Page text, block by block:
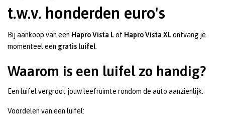
t.w.v. honderden euro's
Bij aankoop van een Hapro Vista Lof Hapro Vista XLontvang je
momenteel een gratis luifel.
Waarom is een luifel zo handig?
Een luifel vergroot jouw leefruimte rondom de auto aanzienlijk.
Voordelen van een luifel: